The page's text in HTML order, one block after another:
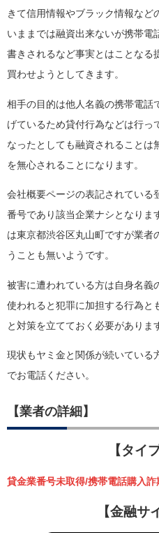
きて信用情報やブラック情報な
いままでは融資出来ないが携帯電
書きされるなど事実とはことなる
買わせようとしてきます。
相手の目的は他人名義の携帯電話
げているため貸付行為などは行っ
なったとしても融資されることは
を無心されることになります。
会社概要ページの表記されている
番号であり該当企業ナシとなりま
は東京都渋谷区丸山町ですが業者
うことも無いようです。
被害に遭われている方は自身名義
使われると犯罪に加担する行為と
と対策を立てておく必要がありま
現状もヤミ金と関係が続いている
でお電話ください。
【業者の詳細】
【タイ
貸金業番号未取得/携帯電話購入詐
【金融サ